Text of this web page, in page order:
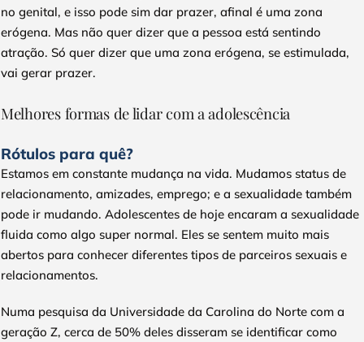
no genital, e isso pode sim dar prazer, afinal é uma zona
erógena. Mas não quer dizer que a pessoa está sentindo
atração. Só quer dizer que uma zona erógena, se estimulada,
vai gerar prazer.
Melhores formas de lidar com a adolescência
Rótulos para quê?
Estamos em constante mudança na vida. Mudamos status de
relacionamento, amizades, emprego; e a sexualidade também
pode ir mudando. Adolescentes de hoje encaram a sexualidade
fluida como algo super normal. Eles se sentem muito mais
abertos para conhecer diferentes tipos de parceiros sexuais e
relacionamentos.
Numa pesquisa da Universidade da Carolina do Norte com a
geração Z, cerca de 50% deles disseram se identificar como